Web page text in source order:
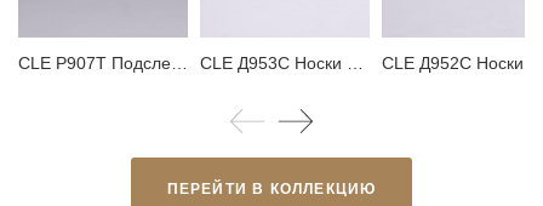
ПЕРЕЙТИ В КОЛЛЕКЦИЮ